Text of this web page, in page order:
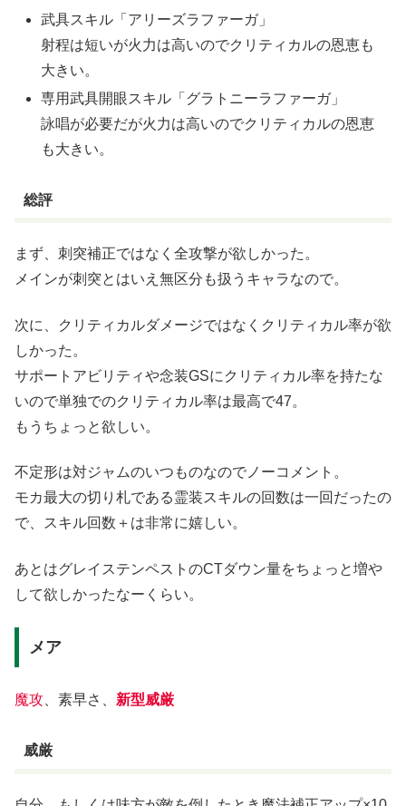
武具スキル「アリーズラファーガ」
射程は短いが火力は高いのでクリティカルの恩恵も
大きい。
専用武具開眼スキル「グラトニーラファーガ」
詠唱が必要だが火力は高いのでクリティカルの恩恵
も大きい。
総評
まず、刺突補正ではなく全攻撃が欲しかった。
メインが刺突とはいえ無区分も扱うキャラなので。
次に、クリティカルダメージではなくクリティカル率が欲
しかった。
サポートアビリティや念装GSにクリティカル率を持たな
いので単独でのクリティカル率は最高で47。
もうちょっと欲しい。
不定形は対ジャムのいつものなのでノーコメント。
モカ最大の切り札である霊装スキルの回数は一回だったの
で、スキル回数＋は非常に嬉しい。
あとはグレイステンペストのCTダウン量をちょっと増や
して欲しかったなーくらい。
メア
魔攻 、素早さ、 新型威厳
威厳